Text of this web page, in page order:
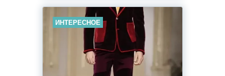
ИНТЕРЕСНОЕ